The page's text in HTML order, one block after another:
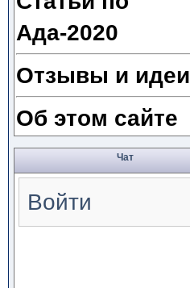
Ада-2020
Отзывы и идеи
Об этом сайте
Чат
Войти